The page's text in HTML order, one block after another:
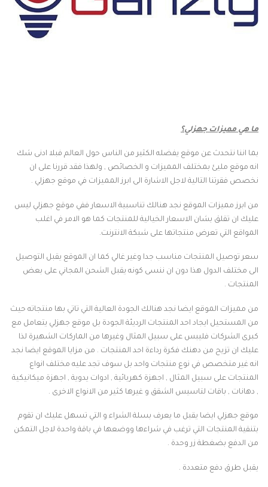
ما هي مميزات جهزلي؟
بما اننا نتحدث عن موقع يفضله الكثير من الناس حول العالم فبلا ادنى شك
انه موقع مليئ بمختلف المميزات و الخصائص , ولهذا فقد قررنا على ان
نخصص فقرتنا التالية لاجل الاشارة الى ابرز المميزات في موقع جهزلي .
من ابرز مميزات الموقع نجد هنالك تناسبية الاسعار ففي موقع جهزلي ليس
عليك ان تقلق بشان الاسعار الخيالية للمنتجات كما هو الامر في اغلب
المواقع التي تعرض منتجاتها على شبكة الانترنت.
سعر توصيل المنتجات مناسب جدا وغير غالي كما ان الموقع يقبل التوصيل
الى مختلف الدول هذا دون ان ننسى كونه يقبل الشحن المجاني على بعض
المنتجات .
من مميزات الموقع ايضا نجد هنالك الجودة العالية التي تاتي بها منتجاته حيث
من المستحيل ايجاد احد المنتجات الرديئة الجودة بل موقع جهزلي يتعامل مع
كبرى الشركات فليبس على سبيل المثال وغيرها من الماركات الشهيرة لذا
عليك ان تزيح من دهنك فكرة رداءة احد المنتجات . من مزايا الموقع ايضا نجد
انه غير متخصص في نوع منتجات واحد بل سوف تجد عليه مختلف انواع
المنتجات على سبيل المثال , اجهزة كهربائية , ادوات يدوية , اجهزة ميكانيكية
, دهانات , باقات لتاسيس الشقق و غيرها كثير من الانواع الاخرى .
موقع جهزلي ايضا يقبل ما يعرف بسلة الشراء و التي تسهل عليك ان تقوم
بتنقية المنتجات التي ترغب في شراءها ووضعها في باقة واحدة لاجل التمكن
من الدفع بضغطة زر وحدة .
يقبل طرق دفع متعددة .